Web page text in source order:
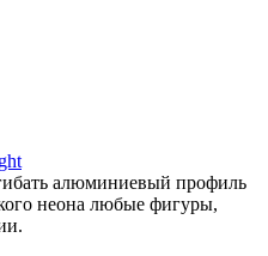
алюминиевый профиль
неона любые фигуры,